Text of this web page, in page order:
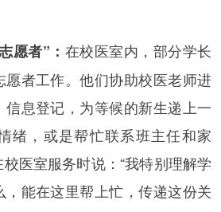
愿者”： 在校医室内，部分学长
愿者工作。他们协助校医老师进
息登记，为等候的新生递上一
绪，或是帮忙联系班主任和家
医室服务时说：“我特别理解学
，能在这里帮上忙，传递这份关